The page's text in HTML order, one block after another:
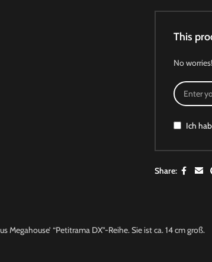
This
No
Ich
Share:
“Petitrama DX”-Reihe. Sie ist ca. 14 cm groß.